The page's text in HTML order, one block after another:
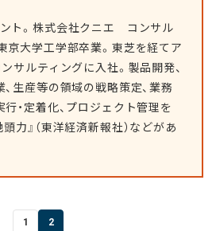
ト。株式会社クニエ コンサル
京大学工学部卒業。東芝を経てア
サルティングに入社。製品開発、
、生産等の領域の戦略策定、業務
・定着化、プロジェクト管理を
力』（東洋経済新報社）などがあ
1 2